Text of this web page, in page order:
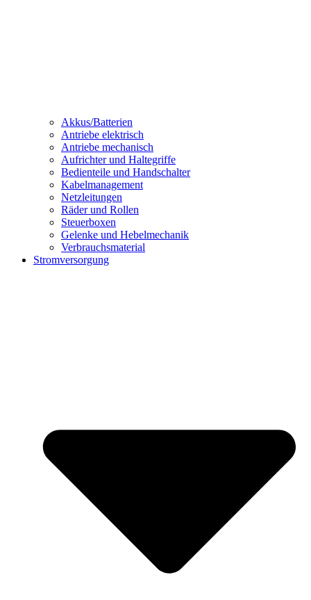
Akkus/Batterien
Antriebe elektrisch
Antriebe mechanisch
Aufrichter und Haltegriffe
Bedienteile und Handschalter
Kabelmanagement
Netzleitungen
Räder und Rollen
Steuerboxen
Gelenke und Hebelmechanik
Verbrauchsmaterial
Stromversorgung